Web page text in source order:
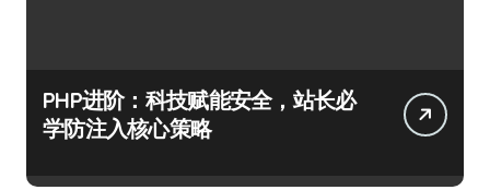
PHP进阶：科技赋能安全，站长必
学防注入核心策略